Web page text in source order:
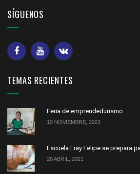
SÍGUENOS
TEMAS RECIENTES
Feria de emprendedurismo
10 NOVIEMBRE, 2023
Escuela Fray Felipe se prepara
28 ABRIL, 2021